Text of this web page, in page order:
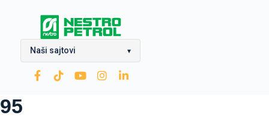
Naši sajtovi ▾
OPTIMA Grupa
95